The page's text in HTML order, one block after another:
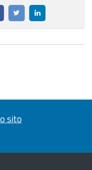
sito